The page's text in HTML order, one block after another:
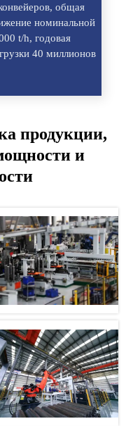
общая
номинальной
t/h, годовая
40 миллионов
продукции,
и